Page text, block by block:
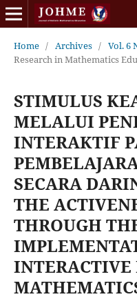
Home / Archives / Vol. 6
Research in Mathematics
STIMULUS
MELALUI
INTERAKTIF
SECARA
THE
THROUGH